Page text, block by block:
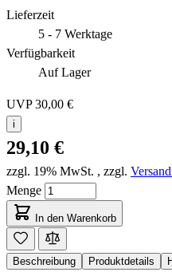
Lieferzeit
5 - 7 Werktage
Verfügbarkeit
Auf Lager
UVP30,00 €
i
29,10 €
zzgl. 19% MwSt. , zzgl.
Menge
In den Warenkorb
Beschreibung Produktdetails